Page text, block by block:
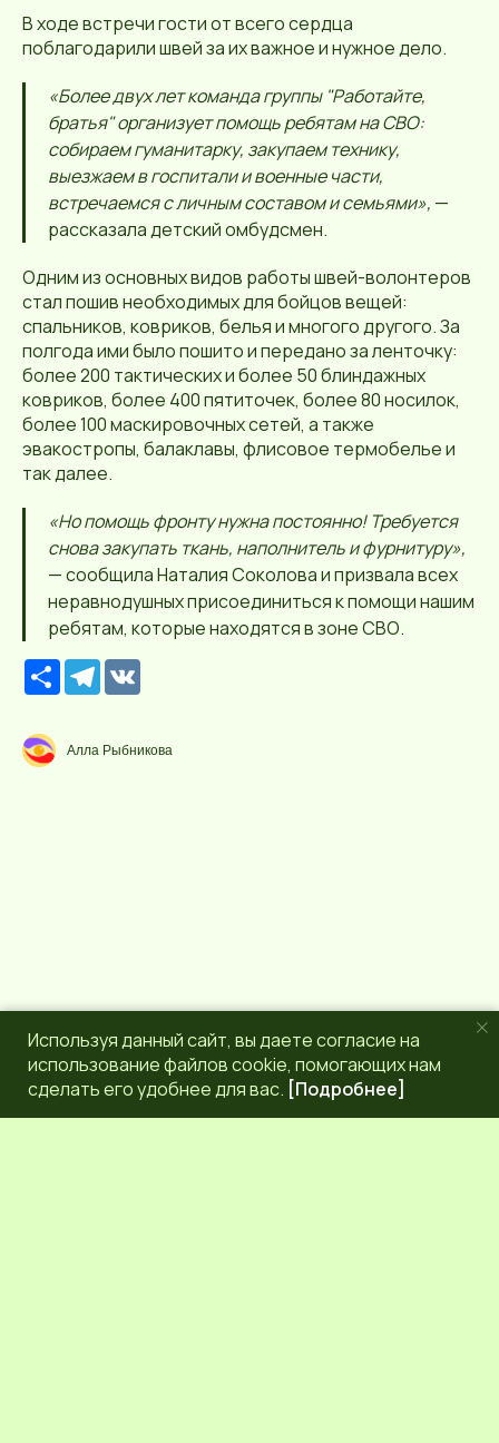
В ходе встречи гости от всего сердца
поблагодарили швей за их важное и нужное дело.
«Более двух лет команда группы "Работайте,
братья" организует помощь ребятам на СВО:
собираем гуманитарку, закупаем технику,
выезжаем в госпитали и военные части,
встречаемся с личным составом и семьями», —
рассказала детский омбудсмен.
Одним из основных видов работы швей-волонтеров
стал пошив необходимых для бойцов вещей:
спальников, ковриков, белья и многого другого. За
полгода ими было пошито и передано за ленточку:
более 200 тактических и более 50 блиндажных
ковриков, более 400 пятиточек, более 80 носилок,
более 100 маскировочных сетей, а также
эвакостропы, балаклавы, флисовое термобелье и
так далее.
«Но помощь фронту нужна постоянно! Требуется
снова закупать ткань, наполнитель и фурнитуру»,
— сообщила Наталия Соколова и призвала всех
неравнодушных присоединиться к помощи нашим
ребятам, которые находятся в зоне СВО.
Р
е
р
с
T
e
g
r
Алла Рыбникова
Используя данный сайт, вы даете согласие на
использование файлов cookie, помогающих нам
сделать его удобнее для вас. [Подробнее]